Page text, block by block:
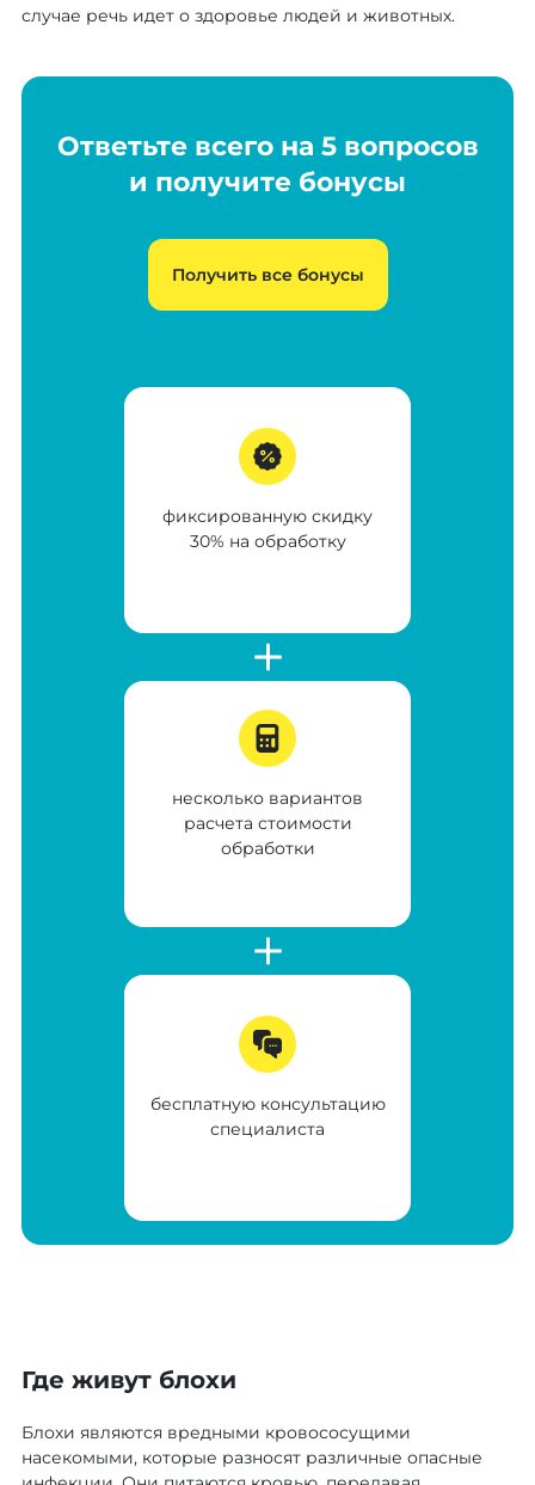
случае речь идет о здоровье людей и животных.
Ответьте всего на 5 вопросов
и получите бонусы
Получить все бонусы
фиксированную скидку
30% на обработку
несколько вариантов
расчета стоимости
обработки
бесплатную консультацию
специалиста
Где живут блохи
Блохи являются вредными кровососущими
насекомыми, которые разносят различные опасные